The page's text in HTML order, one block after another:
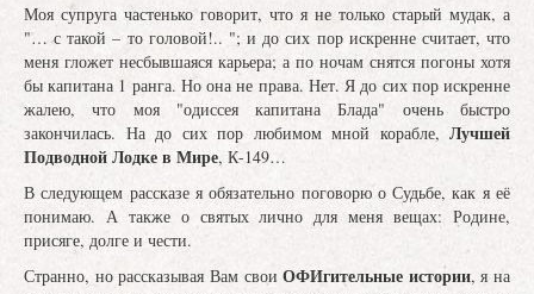
Моя супруга частенько говорит, что я не только старый мудак, а
"… с такой – то головой!.. "; и до сих пор искренне считает, что
меня гложет несбывшаяся карьера; а по ночам снятся погоны хотя
бы капитана 1 ранга. Но она не права. Нет. Я до сих пор искренне
жалею, что моя "одиссея капитана Блада" очень быстро
закончилась. На до сих пор любимом мной корабле, Лучшей
Подводной Лодке в Мире, К-149…
В следующем рассказе я обязательно поговорю о Судьбе, как я её
понимаю. А также о святых лично для меня вещах: Родине,
присяге, долге и чести.
Странно, но рассказывая Вам своиОФИгительные истории, я на